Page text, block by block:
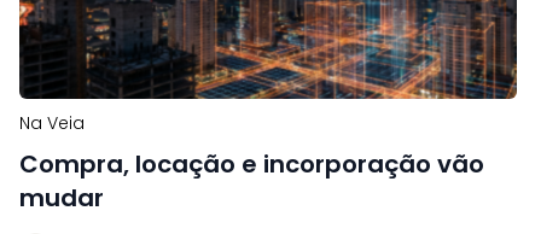
Na Veia
Compra, locação e incorporação vão
mudar